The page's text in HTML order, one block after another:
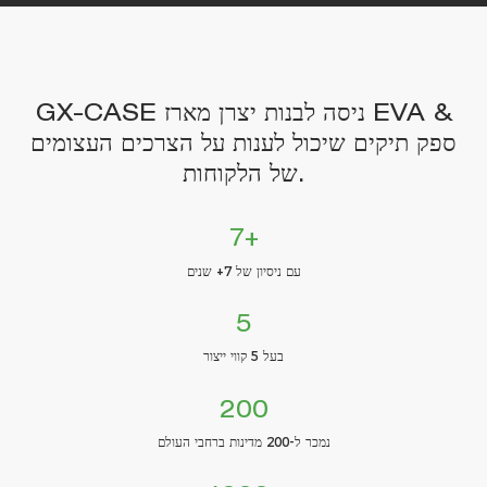
GX-CASE ניסה לבנות יצרן מארז EVA &
ספק תיקים שיכול לענות על הצרכים העצומים
של הלקוחות.
7+
עם ניסיון של 7+ שנים
5
בעל 5 קווי ייצור
200
נמכר ל-200 מדינות ברחבי העולם